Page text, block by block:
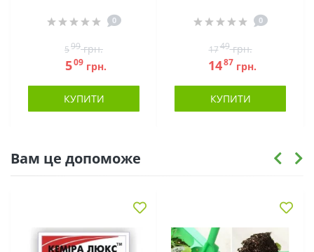
0
599грн.
509грн.
КУПИТИ
0
1749грн.
1487 грн.
КУПИТИ
Вам це допоможе